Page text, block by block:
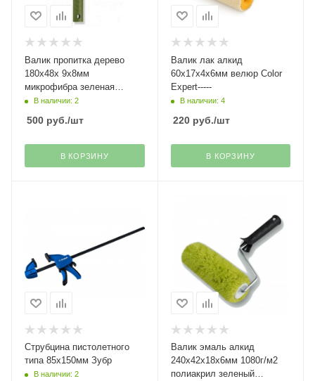
Валик пропитка дерево
180х48х 9х8мм
микрофибра зеленая
полоса Top Color Expert------
В наличии: 2
500 руб./шт
В КОРЗИНУ
Валик лак алкид
60х17х4х6мм велюр Color
Expert-----
В наличии: 4
220руб./шт
В КОРЗИНУ
Струбцина пистолетного
типа 85х150мм Зубр
В наличии: 2
Валик эмаль алкид
240х42х18х6мм 1080г/м2
полиакрил зеленый